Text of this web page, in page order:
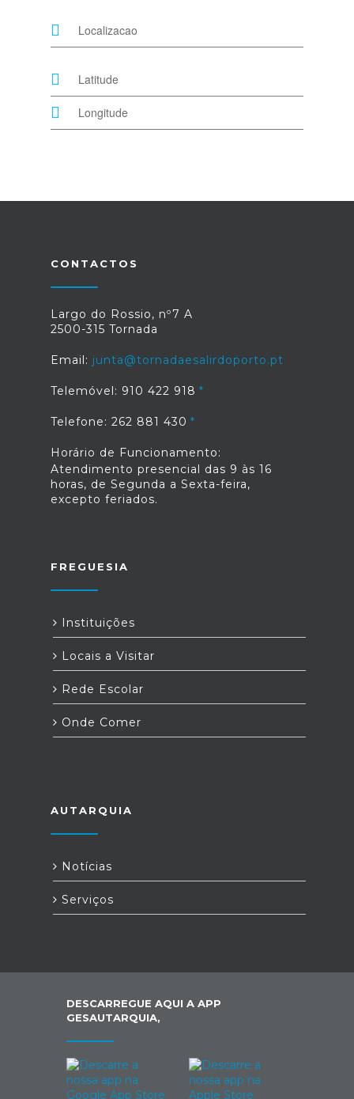
CONTACTOS
Largo do Rossio, nº7 A
2500-315 Tornada
Email: junta@tornadaesalirdoporto.pt
Telemóvel: 910 422 918
Telefone: 262 881 430
Horário de Funcionamento:
Atendimento presencial das 9 às 16
horas, de Segunda a Sexta-feira,
excepto feriados.
FREGUESIA
Instituições
Locais a Visitar
Rede Escolar
Onde Comer
AUTARQUIA
Notícias
Serviços
DESCARREGUE AQUI A APP
GESAUTARQUIA,